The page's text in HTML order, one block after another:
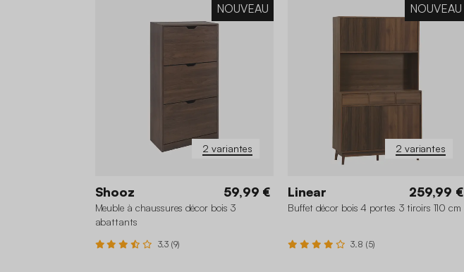
2 variantes
NOUVEAU
Shooz 59,99 €
Meuble à chaussures décor bois 3
abattants
3.3 (9)
2 variantes
NOUVEAU
Linear 259,99 €
Buffet décor bois 4 portes 3 tiroirs 110 cm
3.8 (5)